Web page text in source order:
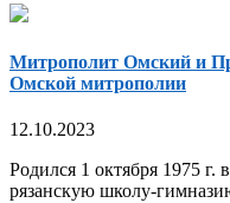
Митрополит Омский и
Омской митрополии
12.10.2023
Родился 1 октября 1975 г.
рязанскую школу-